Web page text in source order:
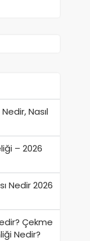
Nasıl
– 2026
Nedir 2026
Çekme
Nedir?